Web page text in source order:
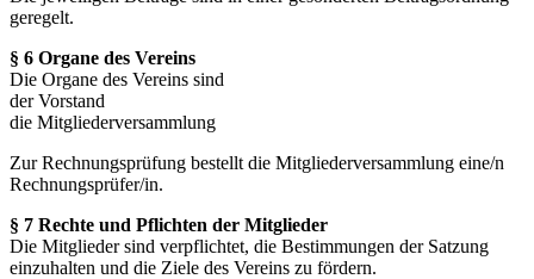
geregelt.
§ 6 Organe des Vereins
Die Organe des Vereins sind
der Vorstand
die Mitgliederversammlung
Zur Rechnungsprüfung bestellt die Mitgliederversammlung eine/n
Rechnungsprüfer/in.
§ 7 Rechte und Pflichten der Mitglieder
Die Mitglieder sind verpflichtet, die Bestimmungen der Satzung
einzuhalten und die Ziele des Vereins zu fördern.